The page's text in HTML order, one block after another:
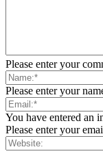
Please enter your
Please enter your
You have entered an
Please enter your